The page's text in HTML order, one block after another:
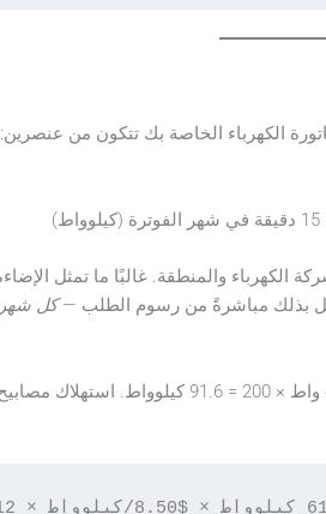
الكهرباء الخاصة بك تتكون من عنصرين:
كل شهر